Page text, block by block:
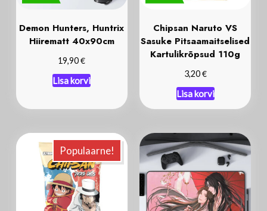
Demon Hunters, Huntrix
Hiirematt 40x90cm
19,90€
Lisa korvi
Chipsan Naruto VS
Sasuke Pitsaamaitselised
Kartulikrõpsud 110g
3,20€
Lisa korvi
Populaarne!